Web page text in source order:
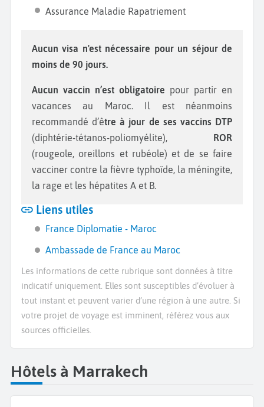
Assurance Maladie Rapatriement
Aucun visa n'est nécessaire pour un séjour de
moins de 90 jours.
Aucun vaccin n’est obligatoire pour partir en
vacances au Maroc. Il est néanmoins
recommandé d’être à jour de ses vaccins DTP
(diphtérie-tétanos-poliomyélite),
ROR
(rougeole, oreillons et rubéole) et de se faire
vacciner contre la fièvre typhoïde, la méningite,
la rage et les hépatites A et B.
Liens utiles
France Diplomatie - Maroc
Ambassade de France au Maroc
Les informations de cette rubrique sont données à titre
indicatif uniquement. Elles sont susceptibles d’évoluer à
tout instant et peuvent varier d’une région à une autre. Si
votre projet de voyage est imminent, référez vous aux
sources officielles.
Hôtels à Marrakech